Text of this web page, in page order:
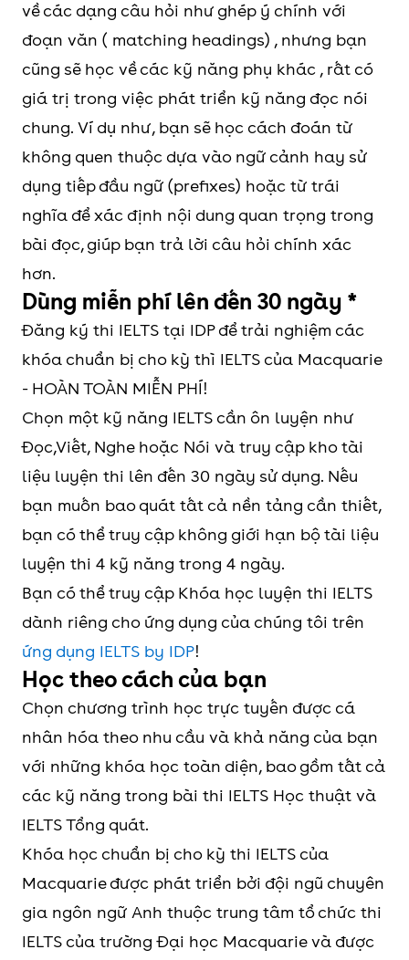
về các dạng câu hỏi như ghép ý chính với
đoạn văn ( matching headings) , nhưng bạn
cũng sẽ học về các kỹ năng phụ khác , rất có
giá trị trong việc phát triển kỹ năng đọc nói
chung. Ví dụ như, bạn sẽ học cách đoán từ
không quen thuộc dựa vào ngữ cảnh hay sử
dụng tiếp đầu ngữ (prefixes) hoặc từ trái
nghĩa để xác định nội dung quan trọng trong
bài đọc, giúp bạn trả lời câu hỏi chính xác
hơn.
Dùng miễn phí lên đến 30 ngày *
Đăng ký thi IELTS tại IDP để trải nghiệm các
khóa chuẩn bị cho kỳ thì IELTS của Macquarie
- HOÀN TOÀN MIỄN PHÍ!
Chọn một kỹ năng IELTS cần ôn luyện như
Đọc,Viết, Nghe hoặc Nói và truy cập kho tài
liệu luyện thi lên đến 30 ngày sử dụng. Nếu
bạn muốn bao quát tất cả nền tảng cần thiết,
bạn có thể truy cập không giới hạn bộ tài liệu
luyện thi 4 kỹ năng trong 4 ngày.
Bạn có thể truy cập Khóa học luyện thi IELTS
dành riêng cho ứng dụng của chúng tôi trên
ứng dụng IELTS by IDP!
Học theo cách của bạn
Chọn chương trình học trực tuyến được cá
nhân hóa theo nhu cầu và khả năng của bạn
với những khóa học toàn diện, bao gồm tất cả
các kỹ năng trong bài thi IELTS Học thuật và
IELTS Tổng quát.
Khóa học chuẩn bị cho kỳ thi IELTS của
Macquarie được phát triển bởi đội ngũ chuyên
gia ngôn ngữ Anh thuộc trung tâm tổ chức thi
IELTS của trường Đại học Macquarie và được